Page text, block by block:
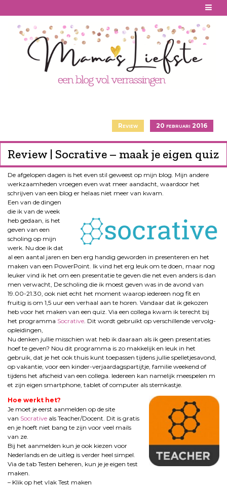
Review 20 februari 2016
Review | Socrative – maak je eigen quiz
De afgelopen dagen is het even stil geweest op mijn blog. Mijn andere
werkzaamheden vroegen even wat meer aandacht, waardoor het
schrijven van een blog er helaas niet meer van kwam.
Een van de dingen
die ik van de week
heb gedaan, is het
geven van een
scholing op mijn
werk. Nu doe ik dat
al een aantal jaren en ben erg handig geworden in presenteren en het
maken van een PowerPoint. Ik vind het erg leuk om te doen, maar nog
leuker vind ik het om een presentatie te geven die net even anders is dan
men verwacht, De scholing die ik moest geven was in de avond van
19.00-21.30, ook niet echt het moment waarop iedereen nog fit en
fruitig is om 1,5 uur een verhaal aan te horen. Vandaar dat ik gekozen
heb voor het maken van een quiz. Via een collega kwam ik terecht bij
het programma Socrative. Dit wordt gebruikt op verschillende vervolg-
opleidingen,
Nu denken jullie misschien wat heb ik daaraan als ik geen presentaties
hoef te geven? Nou dit programma is zo makkelijk en leuk in het
gebruik, dat je het ook thuis kunt toepassen tijdens jullie spelletjesavond,
op vakantie, voor een kinder-verjaardagspartijtje, familie weekend of
tijdens het afscheid van een collega. Iedereen kan namelijk meespelen m
et zijn eigen smartphone, tablet of computer als stemkastje.
Hoe werkt het?
Je moet je eerst aanmelden op de site
van Socrative als Teacher/Docent. Dit is gratis
en je hoeft niet bang te zijn voor veel mails
van ze.
Bij het aanmelden kun je ook kiezen voor
Nederlands en de uitleg is verder heel simpel.
Via de tab Testen beheren, kun je je eigen test
maken.
– Klik op het vlak Test maken